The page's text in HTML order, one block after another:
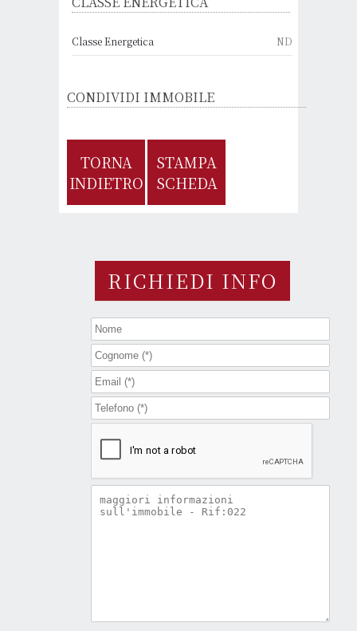
Classe Energetica ND
CONDIVIDI IMMOBILE
TORNA
INDIETRO
STAMPA
SCHEDA
RICHIEDI INFO